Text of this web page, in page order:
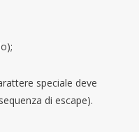
speciale deve
di escape).